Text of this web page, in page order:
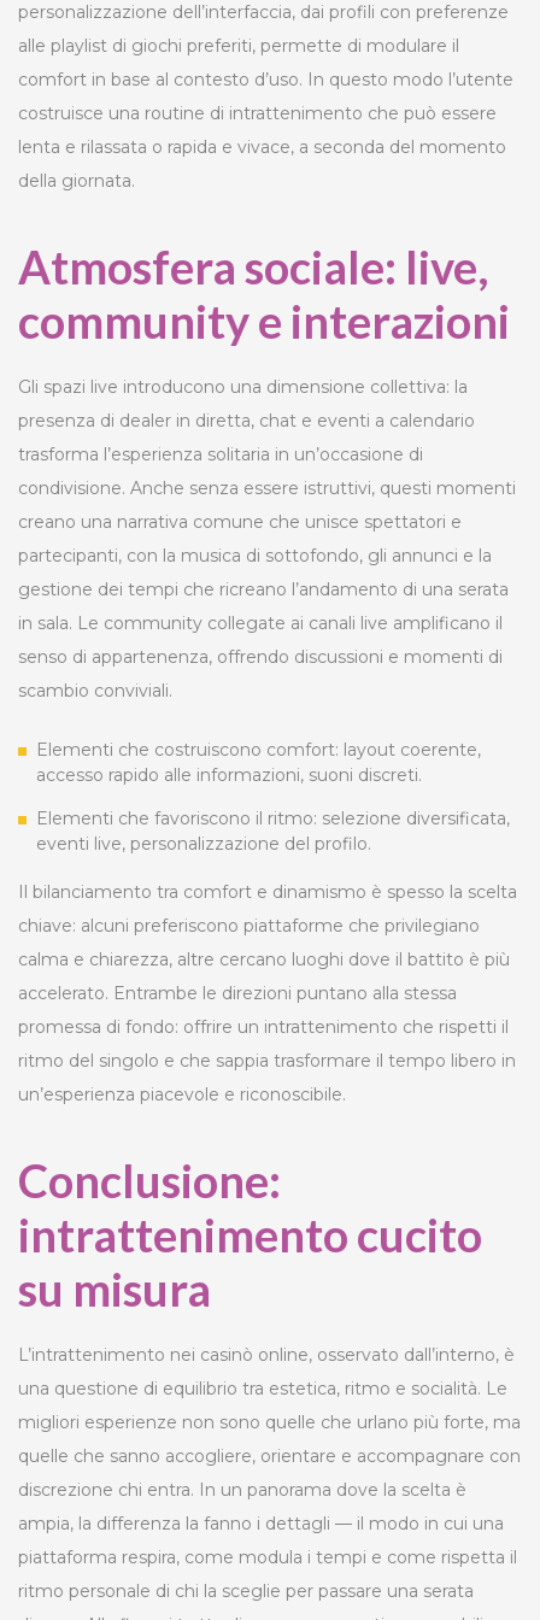
personalizzazione dell’interfaccia, dai profili con preferenze
alle playlist di giochi preferiti, permette di modulare il
comfort in base al contesto d’uso. In questo modo l’utente
costruisce una routine di intrattenimento che può essere
lenta e rilassata o rapida e vivace, a seconda del momento
della giornata.
Atmosfera sociale: live,
community e interazioni
Gli spazi live introducono una dimensione collettiva: la
presenza di dealer in diretta, chat e eventi a calendario
trasforma l’esperienza solitaria in un’occasione di
condivisione. Anche senza essere istruttivi, questi momenti
creano una narrativa comune che unisce spettatori e
partecipanti, con la musica di sottofondo, gli annunci e la
gestione dei tempi che ricreano l’andamento di una serata
in sala. Le community collegate ai canali live amplificano il
senso di appartenenza, offrendo discussioni e momenti di
scambio conviviali.
Elementi che costruiscono comfort: layout coerente,
accesso rapido alle informazioni, suoni discreti.
Elementi che favoriscono il ritmo: selezione diversificata,
eventi live, personalizzazione del profilo.
Il bilanciamento tra comfort e dinamismo è spesso la scelta
chiave: alcuni preferiscono piattaforme che privilegiano
calma e chiarezza, altre cercano luoghi dove il battito è più
accelerato. Entrambe le direzioni puntano alla stessa
promessa di fondo: offrire un intrattenimento che rispetti il
ritmo del singolo e che sappia trasformare il tempo libero in
un’esperienza piacevole e riconoscibile.
Conclusione:
intrattenimento cucito
su misura
L’intrattenimento nei casinò online, osservato dall’interno, è
una questione di equilibrio tra estetica, ritmo e socialità. Le
migliori esperienze non sono quelle che urlano più forte, ma
quelle che sanno accogliere, orientare e accompagnare con
discrezione chi entra. In un panorama dove la scelta è
ampia, la differenza la fanno i dettagli — il modo in cui una
piattaforma respira, come modula i tempi e come rispetta il
ritmo personale di chi la sceglie per passare una serata